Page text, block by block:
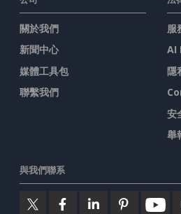
關於我們
新聞中心
媒體工具包
聯繫我們
服
AI
隱
安
舉
與我們聯系